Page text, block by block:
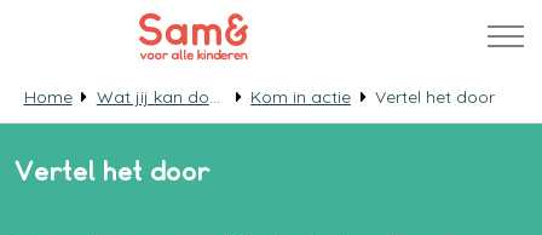
Home Wat jij kan doen Kom in actie Vertel het door
Vertel het door